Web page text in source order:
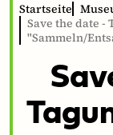
Startseite
Save the date -
"Sammeln/